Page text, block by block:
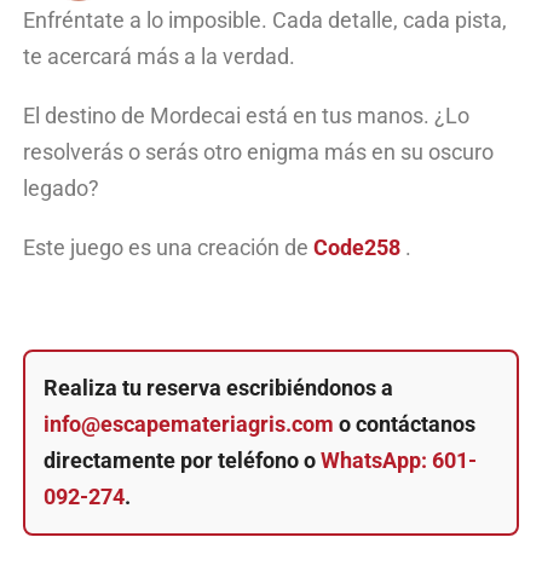
Enfréntate a lo imposible. Cada detalle, cada pista,
te acercará más a la verdad.
El destino de Mordecai está en tus manos. ¿Lo
resolverás o serás otro enigma más en su oscuro
legado?
Este juego es una creación de Code258.
Realiza tu reserva escribiéndonos a
info@escapemateriagris.com o contáctanos
directamente por teléfono oWhatsApp: 601-
092-274.